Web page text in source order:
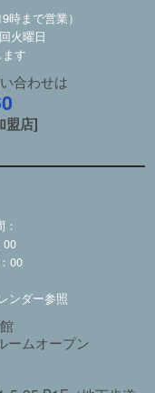
まで営業）
火曜日
す
合わせは
盟店]
00
ンダー参照
ームオープン